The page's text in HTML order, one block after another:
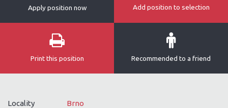
Apply position now Add position to selection
Print this position Recommended to a friend
Locality
Brno